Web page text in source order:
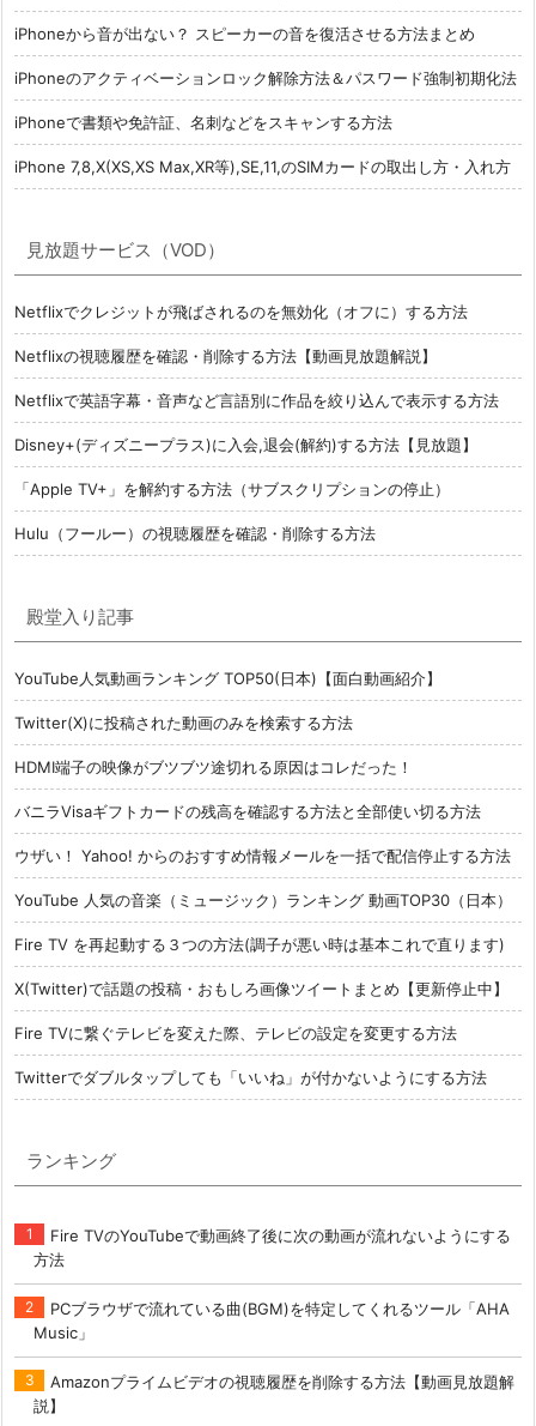
iPhoneから音が出ない？ スピーカーの音を復活させる方法まとめ
iPhoneのアクティベーションロック解除方法＆パスワード強制初期化法
iPhoneで書類や免許証、名刺などをスキャンする方法
iPhone 7,8,X(XS,XS Max,XR等),SE,11,のSIMカードの取出し方・入れ方
見放題サービス（VOD）
Netflixでクレジットが飛ばされるのを無効化（オフに）する方法
Netflixの視聴履歴を確認・削除する方法【動画見放題解説】
Netflixで英語字幕・音声など言語別に作品を絞り込んで表示する方法
Disney+(ディズニープラス)に入会,退会(解約)する方法【見放題】
「Apple TV+」を解約する方法（サブスクリプションの停止）
Hulu（フールー）の視聴履歴を確認・削除する方法
殿堂入り記事
YouTube人気動画ランキング TOP50(日本)【面白動画紹介】
Twitter(X)に投稿された動画のみを検索する方法
HDMI端子の映像がブツブツ途切れる原因はコレだった！
バニラVisaギフトカードの残高を確認する方法と全部使い切る方法
ウザい！ Yahoo! からのおすすめ情報メールを一括で配信停止する方法
YouTube 人気の音楽（ミュージック）ランキング 動画TOP30（日本）
Fire TV を再起動する３つの方法(調子が悪い時は基本これで直ります)
X(Twitter)で話題の投稿・おもしろ画像ツイートまとめ【更新停止中】
Fire TVに繋ぐテレビを変えた際、テレビの設定を変更する方法
Twitterでダブルタップしても「いいね」が付かないようにする方法
ランキング
Fire TVのYouTubeで動画終了後に次の動画が流れないようにする
方法
PCブラウザで流れている曲(BGM)を特定してくれるツール「AHA
Music」
Amazonプライムビデオの視聴履歴を削除する方法【動画見放題解
説】